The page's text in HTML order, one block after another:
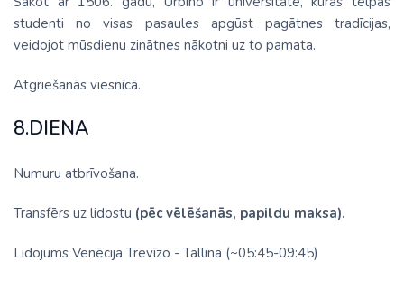
studenti no visas pasaules apgūst pagātnes tradīcijas,
veidojot mūsdienu zinātnes nākotni uz to pamata.
Atgriešanās viesnīcā.
8.DIENA
Numuru atbrīvošana.
Transfērs uz lidostu (pēc vēlēšanās, papildu maksa).
Lidojums Venēcija Trevīzo - Tallina (~05:45-09:45)